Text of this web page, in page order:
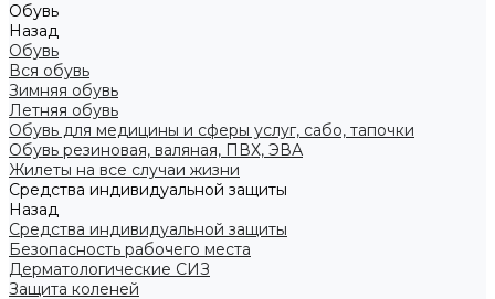
Обувь
Назад
Обувь
Вся обувь
Зимняя обувь
Летняя обувь
Обувь для медицины и сферы услуг, сабо, тапочки
Обувь резиновая, валяная, ПВХ, ЭВА
Жилеты на все случаи жизни
Средства индивидуальной защиты
Назад
Средства индивидуальной защиты
Безопасность рабочего места
Дерматологические СИЗ
Защита коленей